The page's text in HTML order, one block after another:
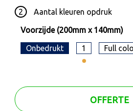
2 Aantal kleuren opdruk
Voorzijde (200mm x 140mm)
Onbedrukt 1 Full
OFFERTE